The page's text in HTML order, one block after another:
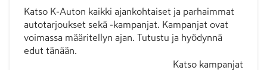
Katso K-Auton kaikki ajankohtaiset ja parhaimmat
autotarjoukset sekä -kampanjat. Kampanjat ovat
voimassa määritellyn ajan. Tutustu ja hyödynnä
edut tänään.
Katso kampanjat